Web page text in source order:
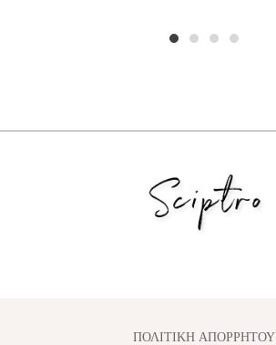
ΠΟΛΙΤΙΚΗ ΑΠΟΡΡΗΤΟΥ